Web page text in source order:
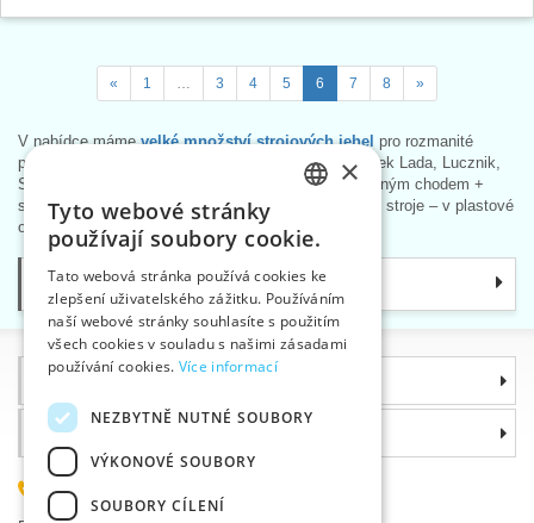
« 1 3 4 5 6 7 8 »
V nabídce mámevelké množství strojových jehel pro rozmanité
použití,
pro šicí stroje značek Lada, Lucznik,
Singer a Veritas. Dále pak
speciální pinzetu s opačným chodem +
samodržící funkcí a medicinální bílý olej
22 pro šicí stroje – v plastové
olejničce s objemem 50 a 100 ml.
Kategorie
Informace
Proč si zvolit právě nás
585 051 217
ENGLISH
GERMAN
×
Tyto webové stránky
používají soubory cookie.
Tato webová stránka používá cookies ke
zlepšení uživatelského zážitku. Používáním
naší webové stránky souhlasíte s použitím
všech cookies v souladu s našimi zásadami
používání cookies. Více informací
NEZBYTNĚ NUTNÉ SOUBORY
VÝKONOVÉ SOUBORY
SOUBORY CÍLENÍ